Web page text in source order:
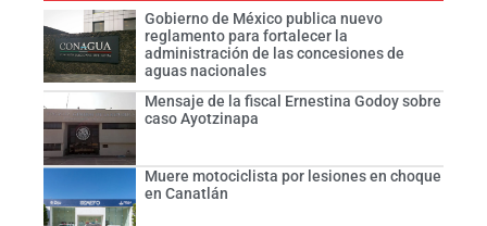
Gobierno de México publica nuevo
reglamento para fortalecer la
administración de las concesiones de
aguas nacionales
Mensaje de la fiscal Ernestina Godoy sobre
caso Ayotzinapa
Muere motociclista por lesiones en choque
en Canatlán